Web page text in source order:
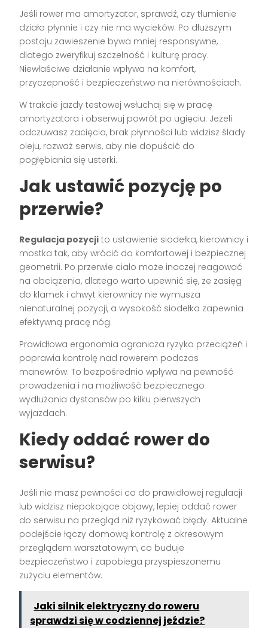
Jeśli rower ma amortyzator, sprawdź, czy tłumienie
działa płynnie i czy nie ma wycieków. Po dłuższym
postoju zawieszenie bywa mniej responsywne,
dlatego zweryfikuj szczelność i kulturę pracy.
Niewłaściwe działanie wpływa na komfort,
przyczepność i bezpieczeństwo na nierównościach.
W trakcie jazdy testowej wsłuchaj się w pracę
amortyzatora i obserwuj powrót po ugięciu. Jeżeli
odczuwasz zacięcia, brak płynności lub widzisz ślady
oleju, rozważ serwis, aby nie dopuścić do
pogłębiania się usterki.
Jak ustawić pozycję po
przerwie?
Regulacja pozycji to ustawienie siodełka, kierownicy i
mostka tak, aby wrócić do komfortowej i bezpiecznej
geometrii. Po przerwie ciało może inaczej reagować
na obciążenia, dlatego warto upewnić się, że zasięg
do klamek i chwyt kierownicy nie wymusza
nienaturalnej pozycji, a wysokość siodełka zapewnia
efektywną pracę nóg.
Prawidłowa ergonomia ogranicza ryzyko przeciążeń i
poprawia kontrolę nad rowerem podczas
manewrów. To bezpośrednio wpływa na pewność
prowadzenia i na możliwość bezpiecznego
wydłużania dystansów po kilku pierwszych
wyjazdach.
Kiedy oddać rower do
serwisu?
Jeśli nie masz pewności co do prawidłowej regulacji
lub widzisz niepokojące objawy, lepiej oddać rower
do serwisu na przegląd niż ryzykować błędy. Aktualne
podejście łączy domową kontrolę z okresowym
przeglądem warsztatowym, co buduje
bezpieczeństwo i zapobiega przyspieszonemu
zużyciu elementów.
Jaki silnik elektryczny do roweru
sprawdzi się w codziennej jeździe?